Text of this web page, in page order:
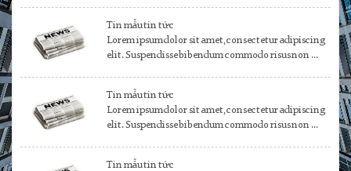
Tin mẫu tin tức
Lorem ipsum dolor sit amet, consectetur adipiscing
elit. Suspendisse bibendum commodo risus non ...
Tin mẫu tin tức
Lorem ipsum dolor sit amet, consectetur adipiscing
elit. Suspendisse bibendum commodo risus non ...
Tin mẫu tin tức